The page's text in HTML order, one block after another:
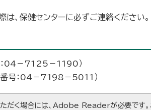
は、保健センターに必ずご連絡ください。
：04－7125－1190）
番号：04－7198－5011）
だく場合には、Adobe Readerが必要です。